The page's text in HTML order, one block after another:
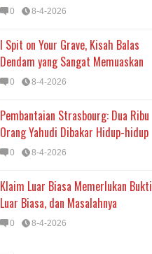
0 8-4-2026
I Spit on Your Grave, Kisah Balas
Dendam yang Sangat Memuaskan
0 8-4-2026
Pembantaian Strasbourg: Dua Ribu
Orang Yahudi Dibakar Hidup-hidup
0 8-4-2026
Klaim Luar Biasa Memerlukan Bukti
Luar Biasa, dan Masalahnya
0 8-4-2026